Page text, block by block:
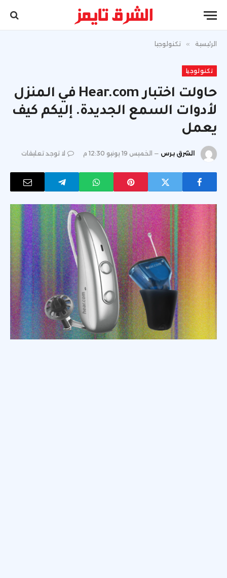
الرئيسية » تكنولوجيا
تكنولوجيا
حاولت اختبار Hear.com في المنزل
لأدوات السمع الجديدة. إليكم كيف
يعمل
الشرق برس الخميس 19 يونيو 12:30 م لا توجد تعليقات